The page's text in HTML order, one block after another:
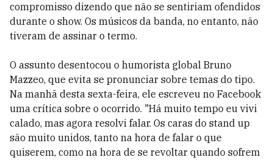
compromisso dizendo que não se sentiriam ofendidos
durante o show. Os músicos da banda, no entanto, não
tiveram de assinar o termo.
O assunto desentocou o humorista global Bruno
Mazzeo, que evita se pronunciar sobre temas do tipo.
Na manhã desta sexta-feira, ele escreveu no Facebook
uma crítica sobre o ocorrido. "Há muito tempo eu vivi
calado, mas agora resolvi falar. Os caras do stand up
são muito unidos, tanto na hora de falar o que
quiserem, como na hora de se revoltar quando sofrem